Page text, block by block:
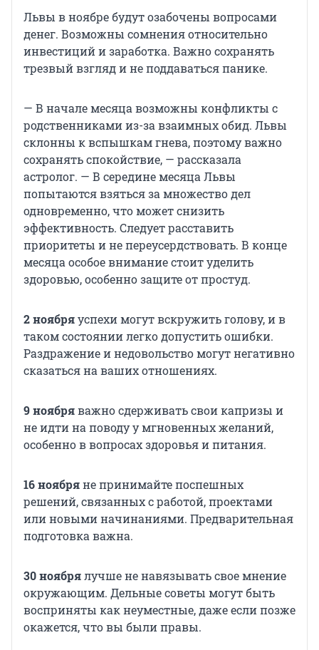
Львы в ноябре будут озабочены вопросами
денег. Возможны сомнения относительно
инвестиций и заработка. Важно сохранять
трезвый взгляд и не поддаваться панике.
— В начале месяца возможны конфликты с
родственниками из-за взаимных обид. Львы
склонны к вспышкам гнева, поэтому важно
сохранять спокойствие, — рассказала
астролог. — В середине месяца Львы
попытаются взяться за множество дел
одновременно, что может снизить
эффективность. Следует расставить
приоритеты и не переусердствовать. В конце
месяца особое внимание стоит уделить
здоровью, особенно защите от простуд.
2 ноябряуспехи могут вскружить голову, и в
таком состоянии легко допустить ошибки.
Раздражение и недовольство могут негативно
сказаться на ваших отношениях.
9 ноябряважно сдерживать свои капризы и
не идти на поводу у мгновенных желаний,
особенно в вопросах здоровья и питания.
16 ноябряне принимайте поспешных
решений, связанных с работой, проектами
или новыми начинаниями. Предварительная
подготовка важна.
30 ноябрялучше не навязывать свое мнение
окружающим. Дельные советы могут быть
восприняты как неуместные, даже если позже
окажется, что вы были правы.